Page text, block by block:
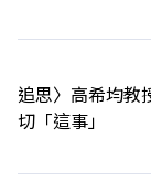
追思〉高希均教
切「這事」